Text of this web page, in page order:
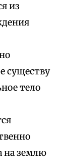
из
существу
тело
на землю